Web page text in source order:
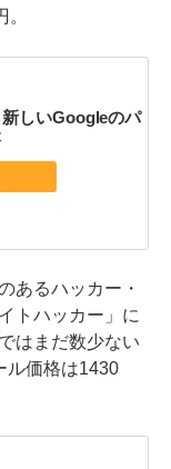
しいGoogleのパ
あるハッカー・
トハッカー」に
はまだ数少ない
ル価格は1430